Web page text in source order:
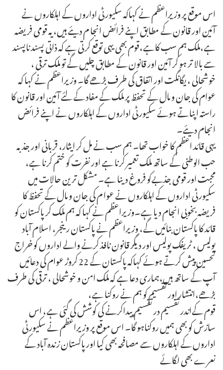
اس موقع پر وزیراعظم نے کہاکہ سکیورٹی اداروں کے اہلکاروں نے
آئین اور قانون کے مطابق اپنے فرائض انجا م دیئے ہیں، یہ قومی فریضہ
ہے،ملک ہم سب کاہے،قوم بھی یہی توقع کرتی ہے کہ ذاتی پسند ناپسند
سے بالا تر ہو کر آئین اور قانون کے مطابق چلیں گے تو ملک ترقی ،
خوشحالی ، یگانگت اور اتفاق کی طرف بڑھے گا۔ وزیراعظم نے کہا کہ
عوام کی جان و مال کے تحفظ پر ملک کے مفاد کے لئے آئین اور قانون کا
راستہ اپناتے ہوئے سکیورٹی اداروں کے اہلکاروں نے اپنے فرائض
انجام دیئے۔
یہی قائد اعظم کا خواب تھا۔ ہم سب نے مل کر ایثار، قربانی اور جذبہ
حب الوطنی کے ساتھ ملک تعمیر کرنا ہے اور نفرت کو ختم کرنا ہے،
محبت اور قومی جذبےکو فروغ دینا ہے۔ مشکل ترین حالات میں
سکیورٹی اداروں کے اہلکاروں نے عوا م کی جان و مال کے تحفظ کا
فریضہ بخوبی انجام دیا ہے۔وزیراعظم نے کہا کہ ہم ملک کر پاکستان کو
قائد کا پاکستان بنائیں گے، وزیراعظم نے پاکستان رینجر، اسلام آباد
پولیس ، ٹریفک پولیس اور دیگر قانون نافذ کرنے والے اداروں کو خراج
تحسین پیش کرتے ہوئے کہاکہ پاکستان کے 22 کروڑ عوام کی دعائیں
آپ کے ساتھ ہیں،ہماری دعا ہے کہ ملک امن و خوشحالی ، ترقی کی طرف
بڑھے،انتشار اور تقسیم کو ہم نے روکنا ہے،
قوم کےاندر تقسیم در تقسیم پیداکرنے کی کوشش کی گئی ہے، اس
سازش کو بھی ہمیں روکناہو گا۔ اس موقع پر وزیراعظم نے سکیورٹی
اداروں کے اہلکاروں سے مصافحہ بھی کیا اور پاکستان زندہ آباد کے
نعرے بھی لگائے